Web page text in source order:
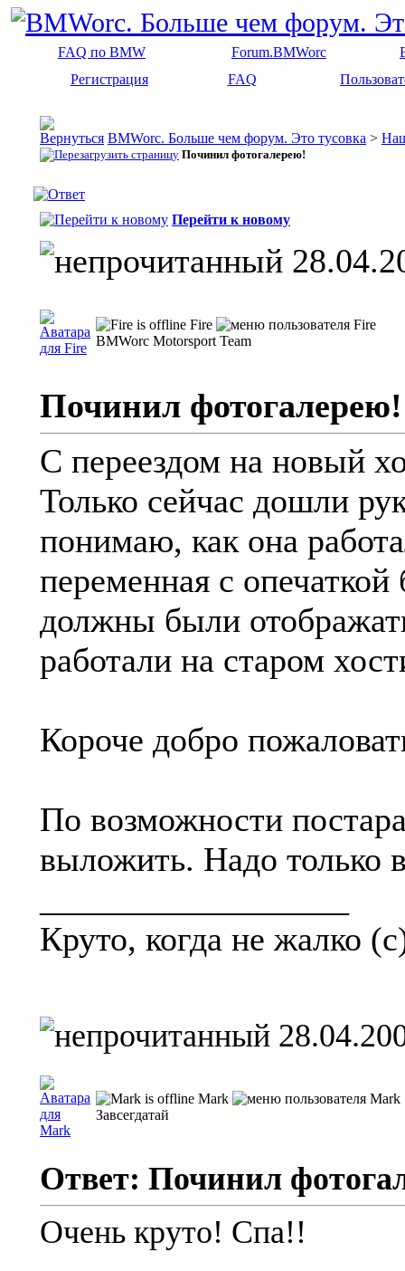
FAQ по BMW Forum.BMWorc
Регистрация
FAQ
BMWorc. Больше чем форум. Это тусовка >
Починил фотогалерею!
Перейти к новому
Fire
BMWorc Motorsport Team
Починил фотогалерею!
С переездом на новый
Только сейчас дошли
понимаю, как она
переменная с
должны были
работали на старом
Короче добро
По возможности
выложить. Надо только
Круто, когда не жалко
Mark
Завсегдатай
Ответ: Починил
Очень круто! Спа!!